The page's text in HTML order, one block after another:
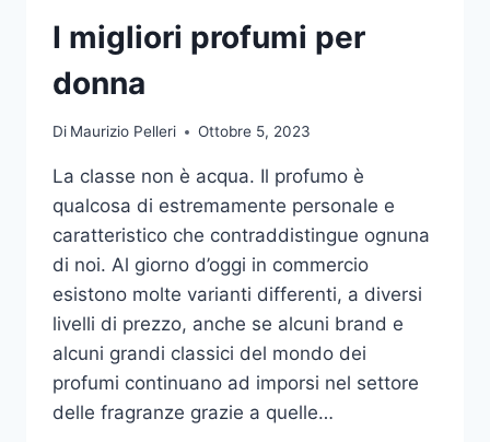
VIDEO
I migliori profumi per
donna
Di Maurizio Pelleri Ottobre 5, 2023
La classe non è acqua. Il profumo è
qualcosa di estremamente personale e
caratteristico che contraddistingue ognuna
di noi. Al giorno d’oggi in commercio
esistono molte varianti differenti, a diversi
livelli di prezzo, anche se alcuni brand e
alcuni grandi classici del mondo dei
profumi continuano ad imporsi nel settore
delle fragranze grazie a quelle…